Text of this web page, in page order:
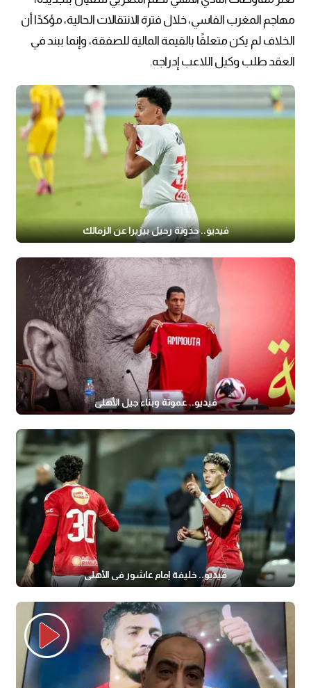
مهاجم المغرب الفاسي، خلال فترة الانتقالات الحالية، مؤكدًا أن
الخلاف لم يكن متعلقًا بالقيمة المالية للصفقة، وإنما ببند في
العقد طلب وكيل اللاعب إدراجه.
فيديو.. حدوتة رحيل بيزيرا عن الزمالك
فيديو.. عموتة وبناء جيل الأهلي
فيديو.. خليفة إمام عاشور في الأهلي